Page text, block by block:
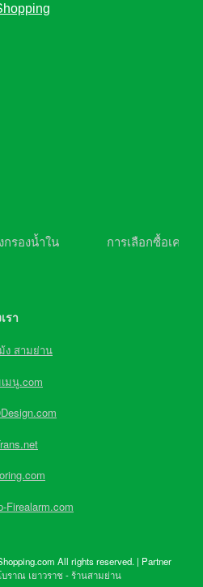
รองน้ำใน
การเลือกซื้อเครื่อ
รา
ง สามย่าน
มนู.com
Firealarm.com
All rights reserved. | Partner
ราณ เยาวราช-ร้านสามย่าน